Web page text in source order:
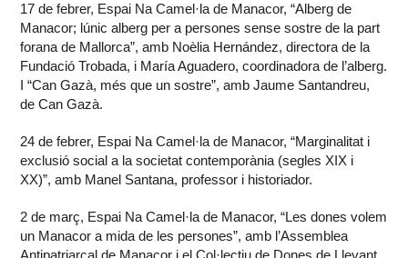
17 de febrer, Espai Na Camel·la de Manacor, “Alberg de
Manacor; lúnic alberg per a persones sense sostre de la part
forana de Mallorca”, amb Noèlia Hernández, directora de la
Fundació Trobada, i María Aguadero, coordinadora de l’alberg.
I “Can Gazà, més que un sostre”, amb Jaume Santandreu,
de Can Gazà.
24 de febrer, Espai Na Camel·la de Manacor, “Marginalitat i
exclusió social a la societat contemporània (segles XIX i
XX)”, amb Manel Santana, professor i historiador.
2 de març, Espai Na Camel·la de Manacor, “Les dones volem
un Manacor a mida de les persones”, amb l’Assemblea